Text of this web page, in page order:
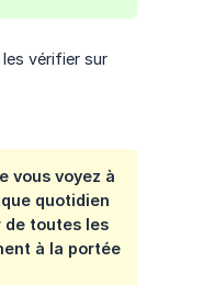
les vérifier sur
vous voyez à
quotidien
de toutes les
à la portée